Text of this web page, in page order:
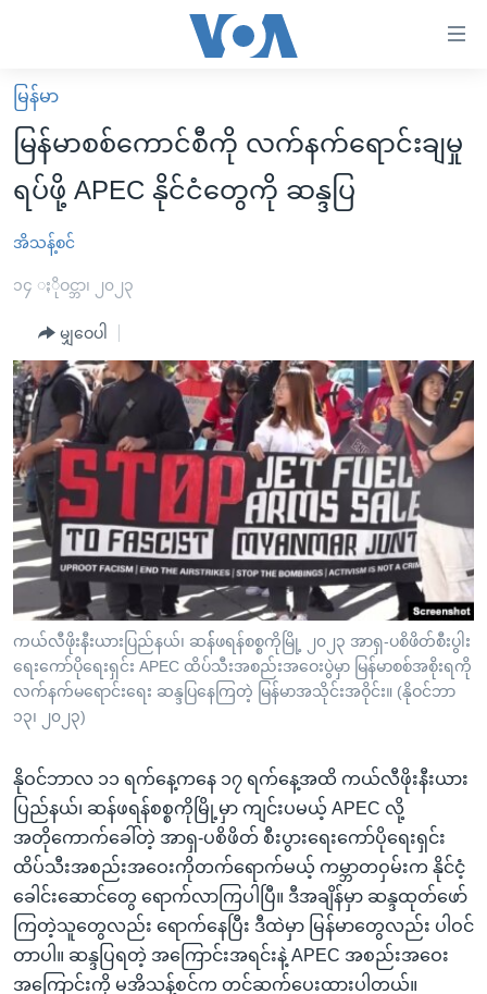
လွယ်ကူ
စေ
သည့်
Link
များ
ပင်မ
ကျော်
ကြည့်
ရန်
ပင်မ
အ
ညွန်း
စာမျက်နှာ
သို့
ကျော်
ကြည့်
ရန်
ရှာဖွေ
သို့
ကျော်
ရန်
မူလစာမျက်နှာ
မြန်မာ
ကမ္ဘာ့သတင်းများ
နိုင်ငံတကာ
အစ္စရေး-ပါလက်စတိုင်း
ဗွီဒီယို
အင်္ဂလိပ်စာလေ့လာမယ်
အမေရိကန်သုံးအီဒီယံ
မကြေးမုံရဲ့ အင်္ဂလိပ်စာ
ရုပ်ရှင်ထဲက အင်္ဂလိပ်စာ
သုတပဒေသာ အင်္ဂလိပ်စာ
အပတ်စဉ်ကဏ္ဍများ
ရေဒီယို
တီဗွီ
ရေဒီယိုနှင့်ရုပ်သံ အချက်အလက်များ
ရေဒီယို/တီဗွီအစီအစဉ်
Learning English
ဗွီအိုအေ လူမှုကွန်ယက်များ
ဘာသာစကားများ
မြန်မာ
မြန်မာစစ်ကောင်စီကို လက်နက်ရောင်းချမှု
ရပ်ဖို့ APEC နိုင်ငံတွေကို ဆန္ဒပြ
အိသန့်စင်
၁၄ ႏိုဝင္ဘာ၊ ၂၀၂၃
မျှဝေပါ
ကယ်လီဖိုးနီးယားပြည်နယ်၊ ဆန််ဖရန်စစ္စကိုမြို့ ၂၀၂၃ အာရှ-ပစိဖိတ်စီးပွါး
ရေးကော်ပိုရေးရှင်း APEC ထိပ်သီးအစည်းအဝေးပွဲမှာ မြန်မာစစ်အစိုးရကို
လက်နက်မရောင်းရေး ဆန္ဒပြနေကြတဲ့ မြန်မာအသိုင်းအဝိုင်း။ (နိုဝင်ဘာ
၁၃၊ ၂၀၂၃)
နိုဝင်ဘာလ ၁၁ ရက်နေ့ကနေ ၁၇ ရက်နေ့အထိ ကယ်လီဖိုးနီးယား
ပြည်နယ်၊ ဆန်ဖရန်စစ္စကိုမြို့မှာ ကျင်းပမယ့် APEC လို့
အတိုကောက်ခေါ်တဲ့ အာရှ-ပစိဖိတ် စီးပွားရေးကော်ပိုရေးရှင်း
ထိပ်သီးအစည်းအဝေးကိုတက်ရောက်မယ့် ကမ္ဘာတဝှမ်းက နိုင်ငံ့
ခေါင်းဆောင်တွေ ရောက်လာကြပါပြီ။ ဒီအချိန်မှာ ဆန္ဒထုတ်ဖော်
ကြတဲ့သူတွေလည်း ရောက်နေပြီး ဒီထဲမှာ မြန်မာတွေလည်း ပါဝင်
တာပါ။ ဆန္ဒပြရတဲ့ အကြောင်းအရင်းနဲ့ APEC အစည်းအဝေး
အကြောင်းကို မအိသန့်စင်က တင်ဆက်ပေးထားပါတယ်။